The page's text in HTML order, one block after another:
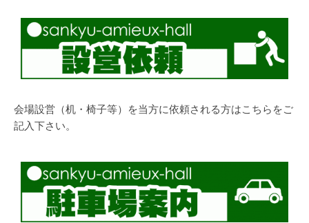
会場設営（机・椅子等）を当方に依頼される方はこちらをご
記入下さい。